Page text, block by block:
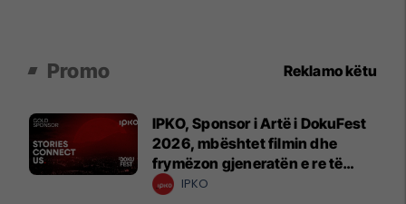
Promo Reklamo këtu
IPKO, Sponsor i Artë i DokuFest
2026, mbështet filmin dhe
frymëzon gjeneratën e re të
krijuesve
IPKO